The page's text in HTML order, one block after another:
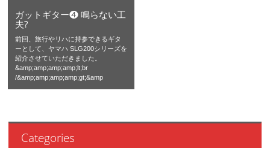
ガットギター❹ 鳴らない工
夫?
前回、旅行やリハに持参できるギタ
ーとして、ヤマハ SLG200シリーズを
紹介させていただきました。
&amp;amp;amp;amp;lt;br
/&amp;amp;amp;amp;gt;&amp
Categories